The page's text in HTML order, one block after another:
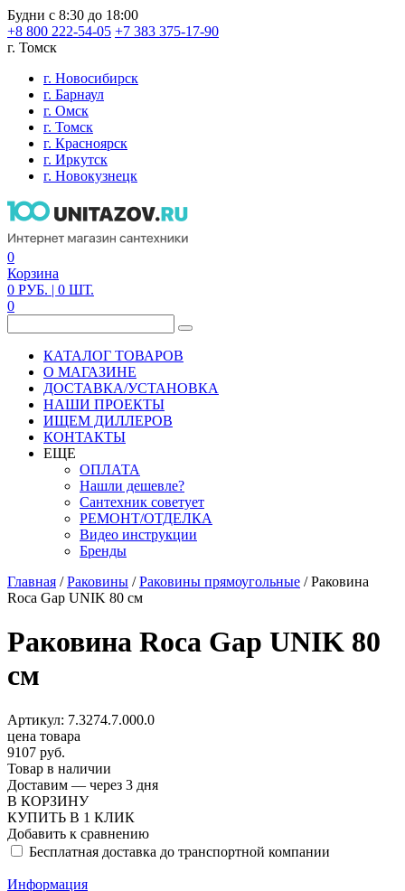
Будни с 8:30 до 18:00
+8 800 222-54-05 +7 383 375-17-90
г. Томск
г. Новосибирск
г. Барнаул
г. Омск
г. Томск
г. Красноярск
г. Иркутск
г. Новокузнецк
0
Корзина
0 РУБ. | 0 ШТ.
0
КАТАЛОГ ТОВАРОВ
О МАГАЗИНЕ
ДОСТАВКА/УСТАНОВКА
НАШИ ПРОЕКТЫ
ИЩЕМ ДИЛЛЕРОВ
КОНТАКТЫ
ЕЩЕ
ОПЛАТА
Нашли дешевле?
Сантехник советует
РЕМОНТ/ОТДЕЛКА
Видео инструкции
Бренды
Главная /Раковины /Раковины прямоугольные /Раковина
Roca Gap UNIK 80 см
Раковина Roca Gap UNIK 80
см
Артикул: 7.3274.7.000.0
цена товара
9107 руб.
Товар в наличии
Доставим — через 3 дня
В КОРЗИНУ
КУПИТЬ В 1 КЛИК
Добавить к сравнению
Бесплатная доставка до транспортной компании
Информация